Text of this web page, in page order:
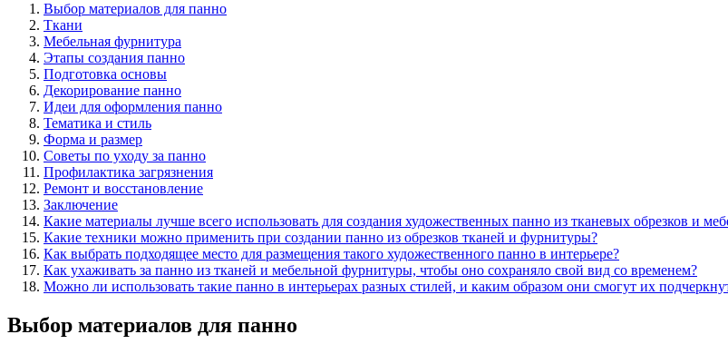
Выбор материалов для панно
Ткани
Мебельная фурнитура
Этапы создания панно
Подготовка основы
Декорирование панно
Идеи для оформления панно
Тематика и стиль
Форма и размер
Советы по уходу за панно
Профилактика загрязнения
Ремонт и восстановление
Заключение
Какие материалы лучше всего использовать для создания художественных панно из тканевых обрезков и
Какие техники можно применить при создании панно из обрезков тканей и фурнитуры?
Как выбрать подходящее место для размещения такого художественного панно в интерьере?
Как ухаживать за панно из тканей и мебельной фурнитуры, чтобы оно сохраняло свой вид со временем?
Можно ли использовать такие панно в интерьерах разных стилей, и каким образом они смогут их
Выбор материалов для панно